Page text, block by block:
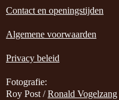
Contact en openingstijden
Algemene voorwaarden
Privacy beleid
Fotografie:
Roy Post /Ronald Vogelzang